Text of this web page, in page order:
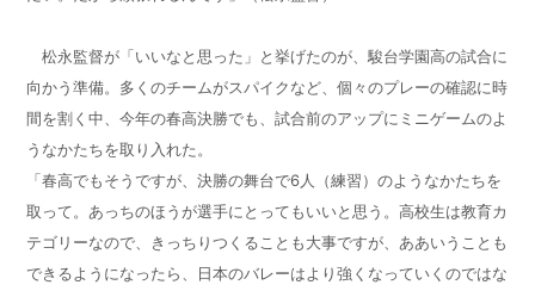
松永監督が「いいなと思った」と挙げたのが、駿台学園高の試合に
向かう準備。多くのチームがスパイクなど、個々のプレーの確認に時
間を割く中、今年の春高決勝でも、試合前のアップにミニゲームのよ
うなかたちを取り入れた。
「春高でもそうですが、決勝の舞台で6人（練習）のようなかたちを
取って。あっちのほうが選手にとってもいいと思う。高校生は教育カ
テゴリーなので、きっちりつくることも大事ですが、ああいうことも
できるようになったら、日本のバレーはより強くなっていくのではな